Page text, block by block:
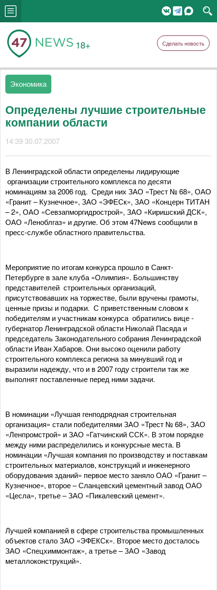
18+ Сделать новость
Экономика
Определены лучшие строительные
компании области
14:39 30.07.2007
В Ленинградской области определены лидирующие
организации строительного комплекса по десяти
номинациям за 2006 год. Среди них ЗАО «Трест № 68», ОАО
«Гранит – Кузнечное», ЗАО «ЭФЕСк», ЗАО «Концерн ТИТАН
– 2», ОАО «Севзапморгидрострой», ЗАО «Киришский ДСК»,
ОАО «Леноблгаз» и другие. Об этом 47News сообщили в
пресс-службе областного правительства.
Мероприятие по итогам конкурса прошло в Санкт-
Петербурге в зале клуба «Олимпия». Большинству
представителей строительных организаций,
присутствовавших на торжестве, были вручены грамоты,
ценные призы и подарки. С приветственным словом к
победителям и участникам конкурса обратились вице -
губернатор Ленинградской области Николай Пасяда и
председатель Законодательного собрания Ленинградской
области Иван Хабаров. Они высоко оценили работу
строительного комплекса региона за минувший год и
выразили надежду, что и в 2007 году строители так же
выполнят поставленные перед ними задачи.
В номинации «Лучшая генподрядная строительная
организация» стали победителями ЗАО «Трест № 68», ЗАО
«Ленпромстрой» и ЗАО «Гатчинский ССК». В этом порядке
между ними распределились и конкурсные места. В
номинации «Лучшая компания по производству и поставкам
строительных материалов, конструкций и инженерного
оборудования зданий» первое место заняло ОАО «Гранит –
Кузнечное», второе – Сланцевский цементный завод ОАО
«Цесла», третье – ЗАО «Пикалевский цемент».
Лучшей компанией в сфере строительства промышленных
объектов стало ЗАО «ЭФЕКСк». Второе место досталось
ЗАО «Спецхиммонтаж», а третье – ЗАО «Завод
металлоконструкций».